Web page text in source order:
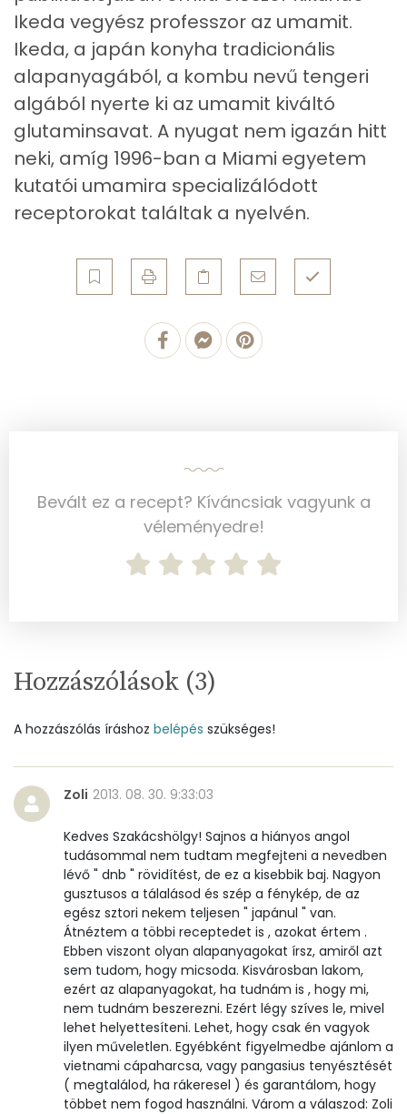
Cink
1 mg
Szelén
63 mg
Kálcium
17 mg
Vas
1 mg
Magnézium
60 mg
Foszfor
542 mg
Nátrium
988 mg
Réz
0 mg
Vitaminok
B6 vitamin:
B12 Vitamin:
8 micro
E vitamin:
1 mg
C vitamin:
0 mg
D vitamin:
870 micro
K vitamin:
1 micro
Tiamin - B1 vitamin:
0 mg
Riboflavin - B2 vitamin:
0 mg
Ikeda vegyész professzor az umamit.
Ikeda, a japán konyha tradicionális
alapanyagából, a kombu nevű tengeri
algából nyerte ki az umamit kiváltó
glutaminsavat. A nyugat nem igazán hitt
neki, amíg 1996-ban a Miami egyetem
kutatói umamira specializálódott
receptorokat találtak a nyelvén.
Bevált ez a recept? Kíváncsiak vagyunk a
véleményedre!
Hozzászólások (3)
A hozzászólás íráshoz belépés szükséges!
Zoli 2013. 08. 30. 9:33:03
Kedves Szakácshölgy! Sajnos a hiányos angol
tudásommal nem tudtam megfejteni a nevedben
lévő " dnb " rövidítést, de ez a kisebbik baj. Nagyon
gusztusos a tálalásod és szép a fénykép, de az
egész sztori nekem teljesen " japánul " van.
Átnéztem a többi receptedet is , azokat értem .
Ebben viszont olyan alapanyagokat írsz, amiről azt
sem tudom, hogy micsoda. Kisvárosban lakom,
ezért az alapanyagokat, ha tudnám is , hogy mi,
nem tudnám beszerezni. Ezért légy szíves le, mivel
lehet helyettesíteni. Lehet, hogy csak én vagyok
ilyen műveletlen. Egyébként figyelmedbe ajánlom a
vietnami cápaharcsa, vagy pangasius tenyésztését
( megtalálod, ha rákeresel ) és garantálom, hogy
többet nem fogod használni. Várom a válaszod: Zoli